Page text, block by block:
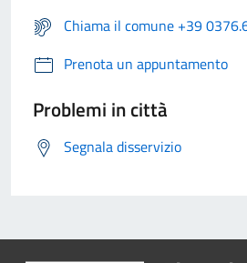
Chiama il comune +39
Prenota un appuntamento
Problemi in città
Segnala disservizio